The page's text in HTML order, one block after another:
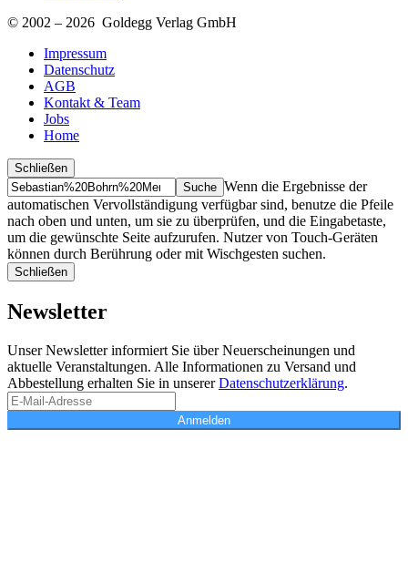
© 2002 – 2026 Goldegg Verlag GmbH
Impressum
Datenschutz
AGB
Kontakt & Team
Jobs
Home
Schließen
Suche
Finde
…
Wenn die Ergebnisse der
automatischen Vervollständigung verfügbar sind, benutze die Pfeile
nach oben und unten, um sie zu überprüfen, und die Eingabetaste,
um die gewünschte Seite aufzurufen. Nutzer von Touch-Geräten
können durch Berührung oder mit Wischgesten suchen.
Schließen
Newsletter
Unser Newsletter informiert Sie über Neuerscheinungen und
aktuelle Veranstaltungen. Alle Informationen zu Versand und
Abbestellung erhalten Sie in unsererDatenschutzerklärung.
Anmelden